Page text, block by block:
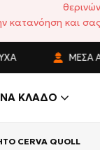
κατανόηση και
ΜΈΣΑ
ΚΛΆΔΟ
CERVA QUOLL